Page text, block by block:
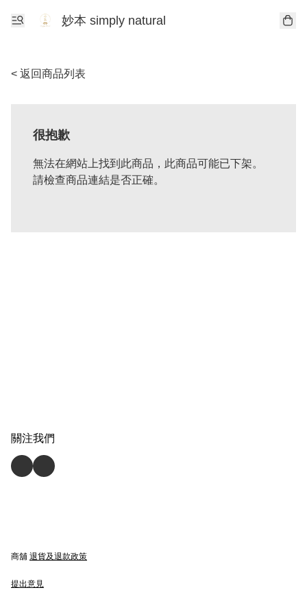
妙本 simply natural
< 返回商品列表
很抱歉
無法在網站上找到此商品，此商品可能已下架。
請檢查商品連結是否正確。
關注我們
商舖 退貨及退款政策
提出意見